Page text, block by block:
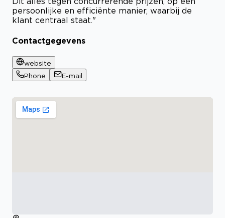
persoonlijke en efficiënte manier, waarbij de
klant centraal staat."
Contactgegevens
website
Phone
E-mail